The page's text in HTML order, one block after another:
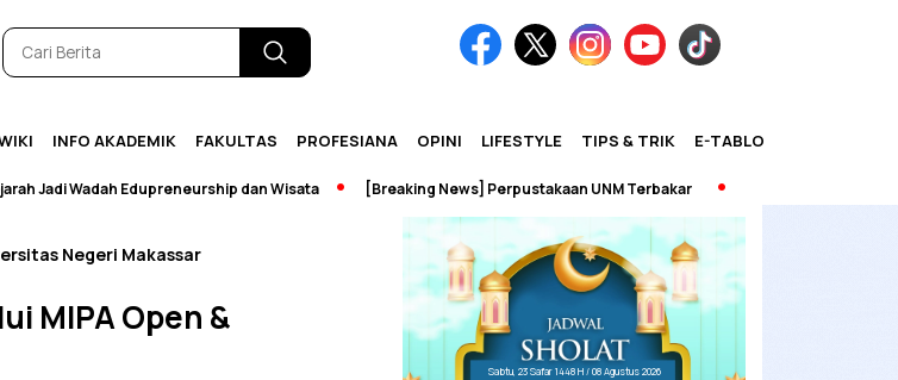
INFO AKADEMIK FAKULTAS PROFESIANA OPINI LIFESTYLE TIPS & TRIK E-TABLOID
Jadi Wadah Edupreneurship dan Wisata [Breaking News] Perpustakaan UNM Terbakar
Negeri Makassar
MIPA Open &
Sabtu, 23 Safar 1448 H / 08 Agustus 2026